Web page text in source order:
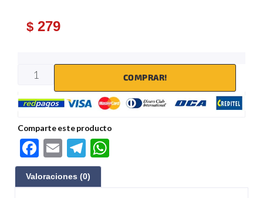
$ 279
COMPRAR!
Comparte este producto
F
ac
e
E
m
ail
Te
le
gr
Valoraciones (0)